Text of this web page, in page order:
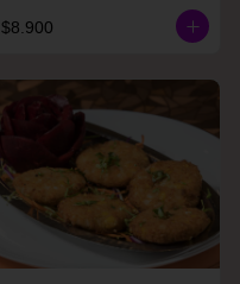
$8.900